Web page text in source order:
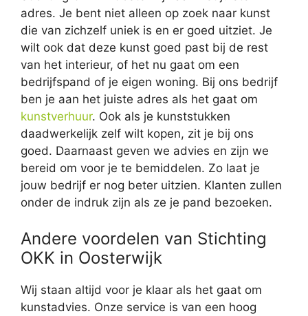
adres. Je bent niet alleen op zoek naar kunst
die van zichzelf uniek is en er goed uitziet. Je
wilt ook dat deze kunst goed past bij de rest
van het interieur, of het nu gaat om een
bedrijfspand of je eigen woning. Bij ons bedrijf
ben je aan het juiste adres als het gaat om
kunstverhuur. Ook als je kunststukken
daadwerkelijk zelf wilt kopen, zit je bij ons
goed. Daarnaast geven we advies en zijn we
bereid om voor je te bemiddelen. Zo laat je
jouw bedrijf er nog beter uitzien. Klanten zullen
onder de indruk zijn als ze je pand bezoeken.
Andere voordelen van Stichting
OKK in Oosterwijk
Wij staan altijd voor je klaar als het gaat om
kunstadvies. Onze service is van een hoog